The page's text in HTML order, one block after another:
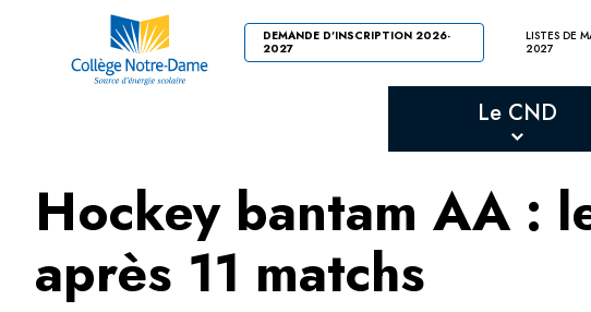
DEMANDE D'INSCRIPTION 2026-
2027
LISTES DE
2027
Le CND
Hockey bantam AA :
après 11 matchs